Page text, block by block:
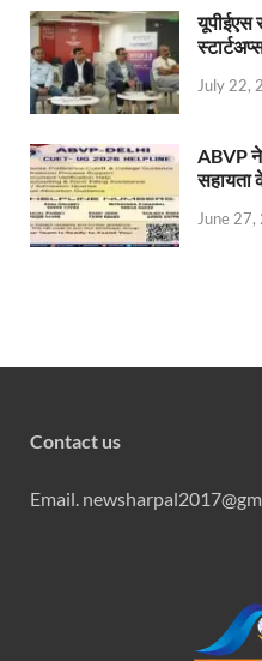
यूपीईएस
July 22,
ABVP ने
सहायता
June
Contact us
Email.